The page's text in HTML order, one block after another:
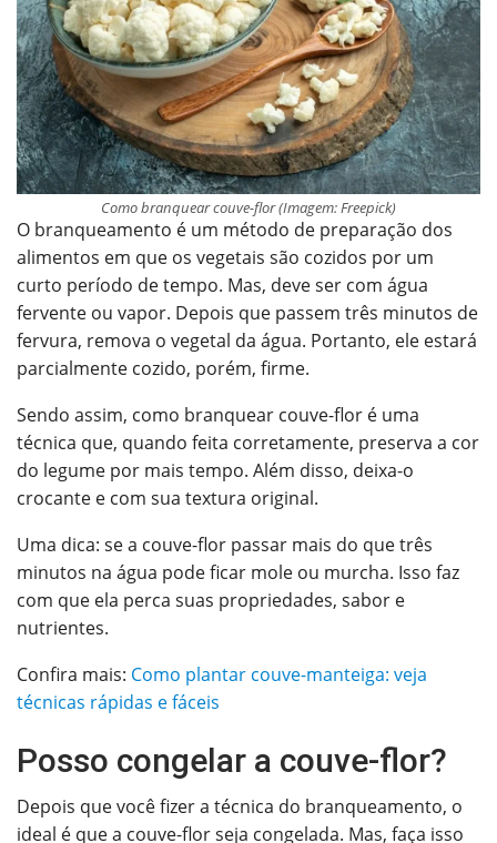
Como branquear couve-flor (Imagem: Freepick)
O branqueamento é um método de preparação dos
alimentos em que os vegetais são cozidos por um
curto período de tempo. Mas, deve ser com água
fervente ou vapor. Depois que passem três minutos de
fervura, remova o vegetal da água. Portanto, ele estará
parcialmente cozido, porém, firme.
Sendo assim, como branquear couve-flor é uma
técnica que, quando feita corretamente, preserva a cor
do legume por mais tempo. Além disso, deixa-o
crocante e com sua textura original.
Uma dica: se a couve-flor passar mais do que três
minutos na água pode ficar mole ou murcha. Isso faz
com que ela perca suas propriedades, sabor e
nutrientes.
Confira mais: Como plantar couve-manteiga: veja
técnicas rápidas e fáceis
Posso congelar a couve-flor?
Depois que você fizer a técnica do branqueamento, o
ideal é que a couve-flor seja congelada. Mas, faça isso